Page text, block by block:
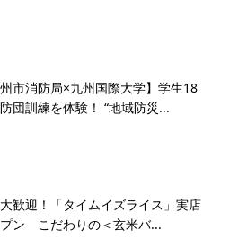
州市消防局×九州国際大学】学生18
団訓練を体験！ “地域防災...
歓迎！「タイムイズライス」実店
ン こだわりの＜玄米バ...